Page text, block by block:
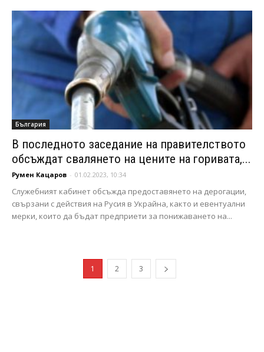
България
В последното заседание на правителството
обсъждат свалянето на цените на горивата,...
Румен Кацаров - 01.02.2023, 10:34
Служебният кабинет обсъжда предоставянето на дерогации,
свързани с действия на Русия в Украйна, както и евентуални
мерки, които да бъдат предприети за понижаването на...
1 2 3